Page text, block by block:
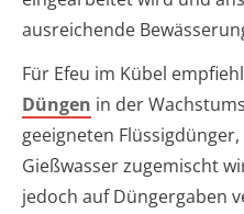
ausreichende
Für Efeu im Kübel
Düngen in der
geeigneten
Gießwasser zugemischt
jedoch auf Düngergaben